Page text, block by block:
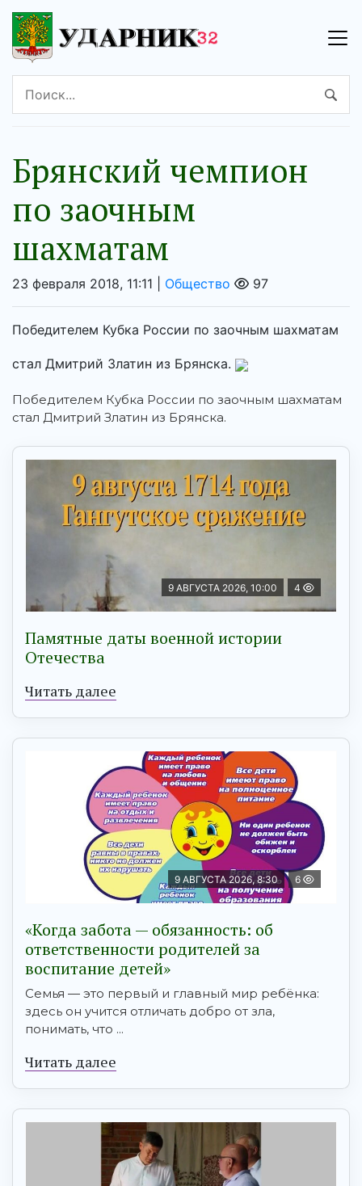
Брянский чемпион
по заочным
шахматам
23 февраля 2018, 11:11 | Общество 97
Победителем Кубка России по заочным шахматам
стал Дмитрий Златин из Брянска.
Победителем Кубка России по заочным шахматам
стал Дмитрий Златин из Брянска.
9 АВГУСТА 2026, 10:00 4
Памятные даты военной истории
Отечества
Читать далее
9 АВГУСТА 2026, 8:30 6
«Когда забота — обязанность: об
ответственности родителей за
воспитание детей»
Семья — это первый и главный мир ребёнка:
здесь он учится отличать добро от зла,
понимать, что ...
Читать далее